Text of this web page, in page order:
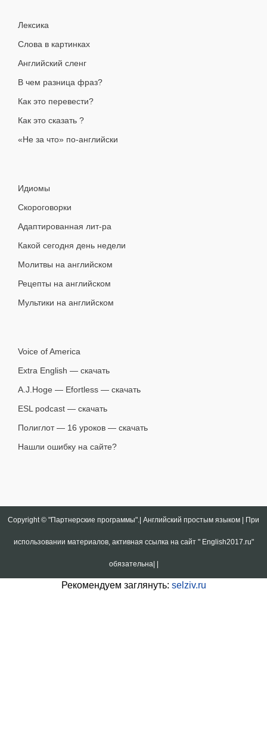
Лексика
Слова в картинках
Английский сленг
В чем разница фраз?
Как это перевести?
Как это сказать ?
«Не за что» по-английски
Идиомы
Скороговорки
Адаптированная лит-ра
Какой сегодня день недели
Молитвы на английском
Рецепты на английском
Мультики на английском
Voice of America
Extra English — скачать
A.J.Hoge — Efortless — скачать
ESL podcast — скачать
Полиглот — 16 уроков — скачать
Нашли ошибку на сайте?
Copyright © "Партнерские программы".| Английский простым языком | При
использовании материалов, активная ссылка на сайт " English2017.ru"
обязательна|
Рекомендуем заглянуть: selziv.ru